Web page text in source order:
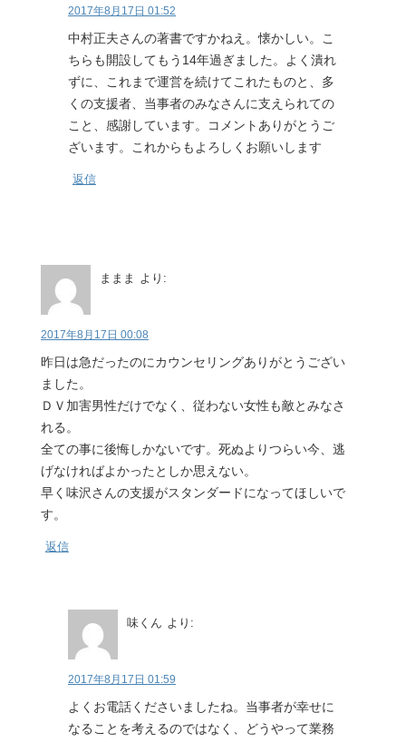
2017年8月17日 01:52
中村正夫さんの著書ですかねえ。懐かしい。こ
ちらも開設してもう14年過ぎました。よく潰れ
ずに、これまで運営を続けてこれたものと、多
くの支援者、当事者のみなさんに支えられての
こと、感謝しています。コメントありがとうご
ざいます。これからもよろしくお願いします
返信
ままま より:
2017年8月17日 00:08
昨日は急だったのにカウンセリングありがとうござい
ました。
ＤＶ加害男性だけでなく、従わない女性も敵とみなさ
れる。
全ての事に後悔しかないです。死ぬよりつらい今、逃
げなければよかったとしか思えない。
早く味沢さんの支援がスタンダードになってほしいで
す。
返信
味くん より:
2017年8月17日 01:59
よくお電話くださいましたね。当事者が幸せに
なることを考えるのではなく、どうやって業務